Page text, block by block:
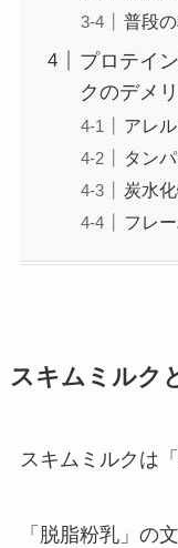
普段
プロテイ
クのデメ
アレ
タン
炭水
フレ
スキムミルク
スキムミルクは
「脱脂粉乳」の